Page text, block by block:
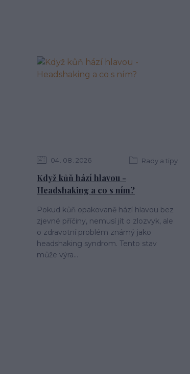
04 08 2026 Rady a tipy
Když kůň hází hlavou -
Headshaking a co s ním?
Pokud kůň opakovaně hází hlavou bez
zjevné příčiny, nemusí jít o zlozvyk, ale
o zdravotní problém známý jako
headshaking syndrom. Tento stav
může výra...